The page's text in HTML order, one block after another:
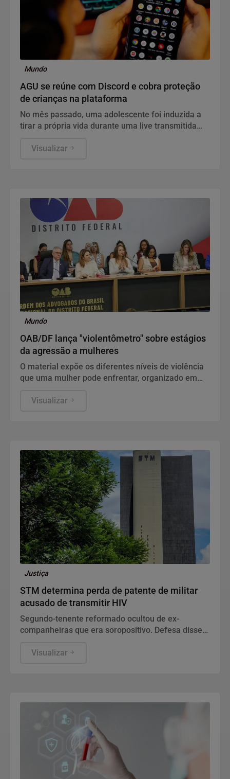
Mundo
AGU se reúne com Discord e cobra proteção
de crianças na plataforma
No mês passado, uma adolescente foi induzida a
tirar a própria vida durante uma live transmitida
Visualizar
Mundo
OAB/DF lança "violentômetro" sobre estágios
da agressão a mulheres
O material expõe os diferentes níveis de violência
que uma mulher pode enfrentar, organizado em
Visualizar
Justiça
STM determina perda de patente de militar
acusado de transmitir HIV
Segundo-tenente reformado ocultou de ex-
companheiras que era soropositivo. Defesa disse
e não tem relação com a função no Exército.
Visualizar